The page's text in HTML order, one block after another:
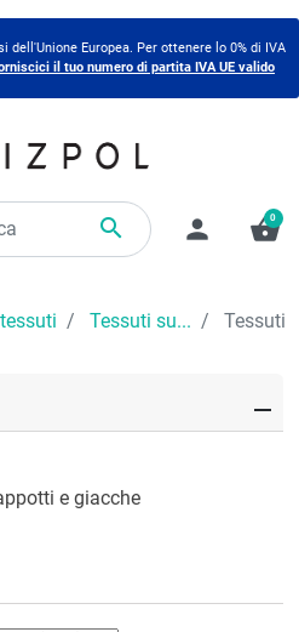
Europea. Per ottenere lo 0% di IVA
il tuo numero di partita IVA UE valido
 person shopping_basket
0
Tessuti su... Tessuti
e giacche